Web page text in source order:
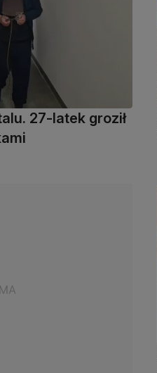
27-latek groził